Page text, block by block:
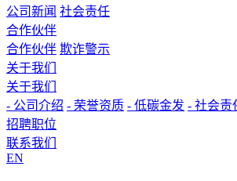
公司新闻 社会责任
合作伙伴
合作伙伴 欺诈警示
关于我们
关于我们
- 公司介绍 - 荣誉资质 - 低碳金发 - 社会责
招聘职位
联系我们
EN